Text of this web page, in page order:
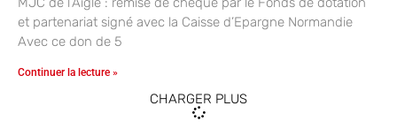
et partenariat signé avec la Caisse d’Epargne Normandie
Avec ce don de 5
Continuer la lecture »
CHARGER PLUS